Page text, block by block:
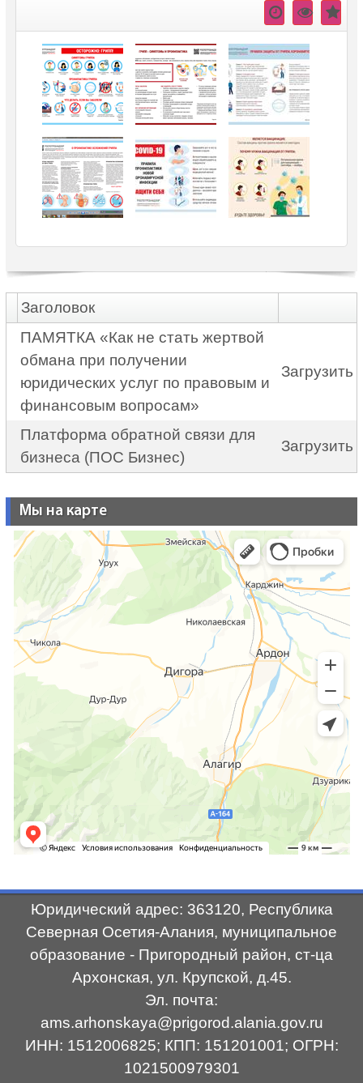
Заголовок
ПАМЯТКА «Как не стать жертвой
обмана при получении
юридических услуг по правовым и
финансовым вопросам»
Загрузить
Платформа обратной связи для
бизнеса (ПОС Бизнес)
Загрузить
Мы на карте
Юридический адрес: 363120, Республика
Северная Осетия-Алания, муниципальное
образование - Пригородный район, ст-ца
Архонская, ул. Крупской, д.45.
Эл. почта:
ams.arhonskaya@prigorod.alania.gov.ru
ИНН: 1512006825; КПП: 151201001; ОГРН:
1021500979301